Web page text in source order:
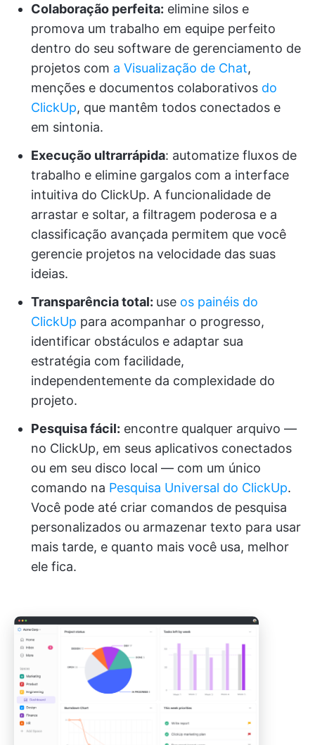
Colaboração perfeita: elimine silos e
promova um trabalho em equipe perfeito
dentro do seu software de gerenciamento de
projetos com a Visualização de Chat,
menções e documentos colaborativos do
ClickUp, que mantêm todos conectados e
em sintonia.
Execução ultrarrápida: automatize fluxos de
trabalho e elimine gargalos com a interface
intuitiva do ClickUp. A funcionalidade de
arrastar e soltar, a filtragem poderosa e a
classificação avançada permitem que você
gerencie projetos na velocidade das suas
ideias.
Transparência total: use os painéis do
ClickUp para acompanhar o progresso,
identificar obstáculos e adaptar sua
estratégia com facilidade,
independentemente da complexidade do
projeto.
Pesquisa fácil: encontre qualquer arquivo —
no ClickUp, em seus aplicativos conectados
ou em seu disco local — com um único
comando na Pesquisa Universal do ClickUp.
Você pode até criar comandos de pesquisa
personalizados ou armazenar texto para usar
mais tarde, e quanto mais você usa, melhor
ele fica.